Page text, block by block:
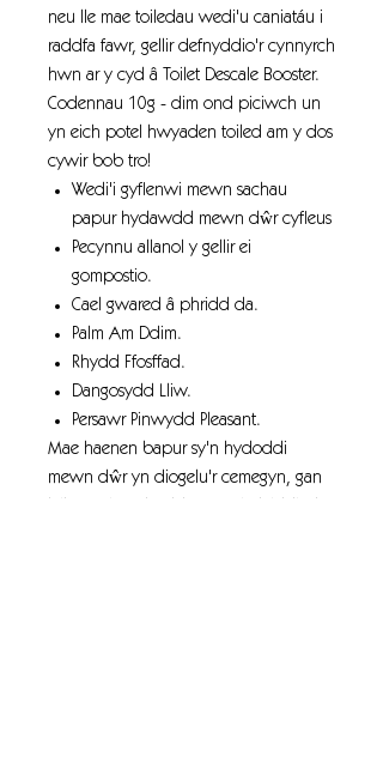
neu lle mae toiledau wedi'u caniatáu i
raddfa fawr, gellir defnyddio'r cynnyrch
hwn ar y cyd â Toilet Descale Booster.
Codennau 10g - dim ond piciwch un
yn eich potel hwyaden toiled am y dos
cywir bob tro!
Wedi'i gyflenwi mewn sachau
papur hydawdd mewn dŵr cyfleus
Pecynnu allanol y gellir ei
gompostio.
Cael gwared â phridd da.
Palm Am Ddim.
Rhydd Ffosffad.
Dangosydd Lliw.
Persawr Pinwydd Pleasant.
Mae haenen bapur sy'n hydoddi
mewn dŵr yn diogelu'r cemegyn, gan